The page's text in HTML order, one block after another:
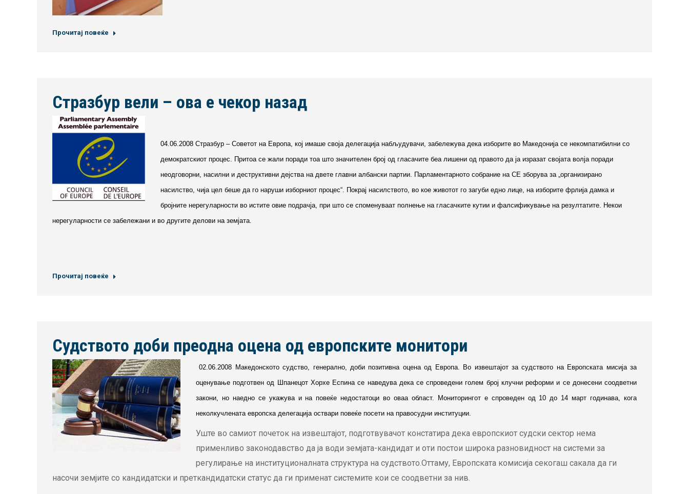
Прочитај повеќе
Стразбур вели – ова е чекор назад
04.06.2008 Стразбур – Советот на Европа, кој имаше своја делегација набљудувачи, забележува дека изборите во Македонија се некомпатибилни со
демократскиот процес. Притоа се жали поради тоа што значителен број од гласачите беа лишени од правото да ја изразат својата волја поради
неодговорни, насилни и деструктивни дејства на двете главни албански партии. Парламентарното собрание на СЕ зборува за „организирано
насилство, чија цел беше да го наруши изборниот процес“. Покрај насилството, во кое животот го загуби едно лице, на изборите фрлија дамка и
бројните нерегуларности во истите овие подрачја, при што се споменуваат полнење на гласачките кутии и фалсификување на резултатите. Некои
нерегуларности се забележани и во другите делови на земјата.
Прочитај повеќе
Судството доби преодна оцена од европските монитори
02.06.2008 Македонското судство, генерално, доби позитивна оцена од Европа. Во извештајот за судството на Европската мисија за
оценување подготвен од Шпанецот Хорхе Еспина се наведува дека се спроведени голем број клучни реформи и се донесени соодветни
закони, но наедно се укажува и на повеќе недостатоци во оваа област. Мониторингот е спроведен од 10 до 14 март годинава, кога
неколкучлената европска делегација оствари повеќе посети на правосудни институции.
Уште во самиот почеток на извештајот, подготвувачот констатира дека европскиот судски сектор нема
применливо законодавство да ја води земјата-кандидат и оти постои широка разновидност на системи за
регулирање на институционалната структура на судството.Оттаму, Европската комисија секогаш сакала да ги
насочи земјите со кандидатски и преткандидатски статус да ги применат системите кои се соодветни за нив.